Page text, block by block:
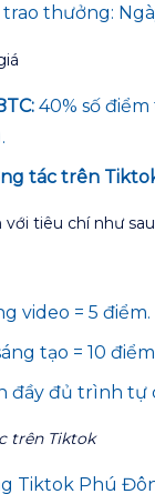
trao thưởng:
: 40% số
tác trên
tiêu chí như
video = 5 điểm.
tạo = 10
đầy đủ trình tự
trên Tiktok
Tiktok Phú